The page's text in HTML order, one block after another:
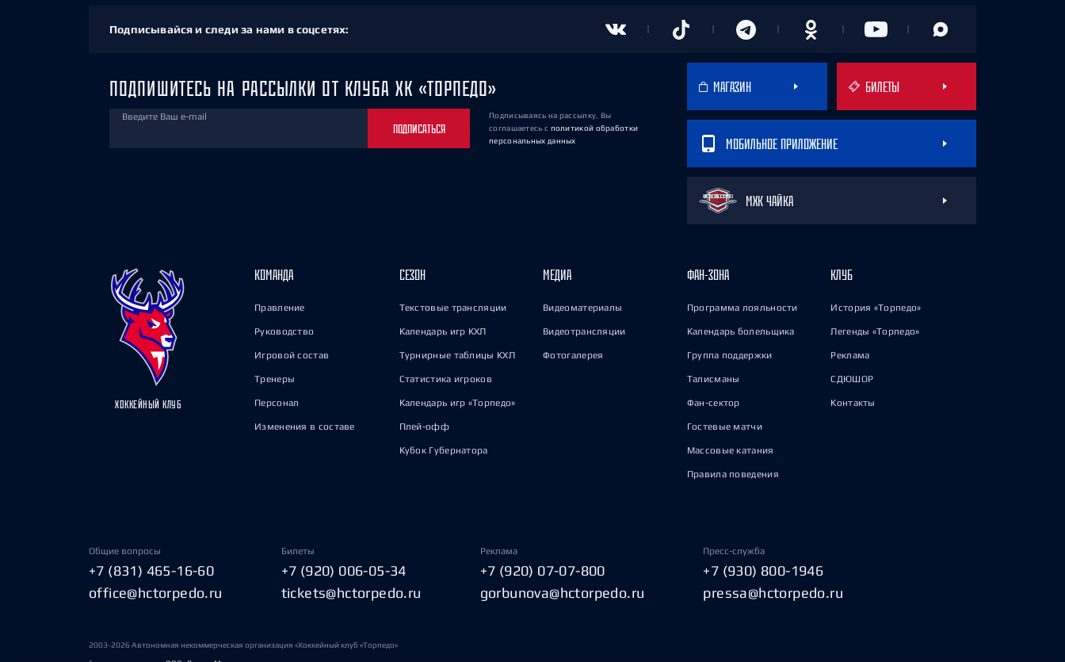
Подписывайся и следи за нами в соцсетях:
ПОДПИШИТЕСЬ НА РАССЫЛКИ ОТ КЛУБА ХК «ТОРПЕДО»
Введите Ваш e-mail
ПОДПИСАТЬСЯ
Подписываясь на рассылку, Вы
соглашаетесь с политикой обработки
персональных данных
МАГАЗИН БИЛЕТЫ
МОБИЛЬНОЕ ПРИЛОЖЕНИЕ
МХК ЧАЙКА
ХОККЕЙНЫЙ КЛУБ
КОМАНДА
Правление
Руководство
Игровой состав
Тренеры
Персонал
Изменения в составе
СЕЗОН
Текстовые трансляции
Календарь игр КХЛ
Турнирные таблицы КХЛ
Статистика игроков
Календарь игр «Торпедо»
Плей-офф
Кубок Губернатора
МЕДИА
Видеоматериалы
Видеотрансляции
Фотогалерея
ФАН-ЗОНА
Программа лояльности
Календарь болельщика
Группа поддержки
Талисманы
Фан-сектор
Гостевые матчи
Массовые катания
Правила поведения
КЛУБ
История «Торпедо»
Легенды «Торпедо»
Реклама
СДЮШОР
Контакты
Общие вопросы
+7 (831) 465-16-60
office@hctorpedo.ru
Билеты
+7 (920) 006-05-34
tickets@hctorpedo.ru
Реклама
+7 (920) 07-07-800
gorbunova@hctorpedo.ru
Пресс-служба
+7 (930) 800-1946
pressa@hctorpedo.ru
2003-2026 Автономная некоммерческая организация «Хоккейный клуб «Торпедо»